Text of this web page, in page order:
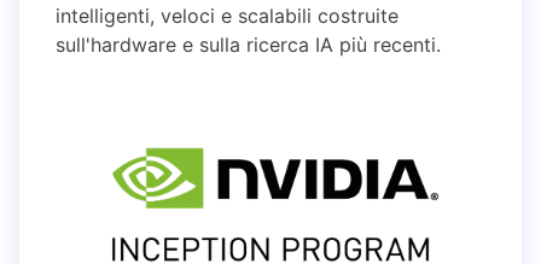
intelligenti, veloci e scalabili costruite
sull'hardware e sulla ricerca IA più recenti.